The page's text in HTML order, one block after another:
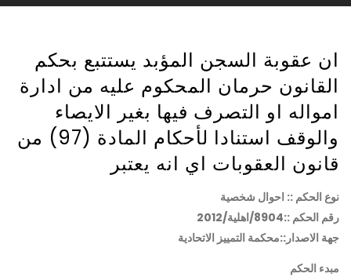
ان عقوبة السجن المؤبد يستتبع بحكم
القانون حرمان المحكوم عليه من ادارة
امواله او التصرف فيها بغير الايصاء
والوقف استنادا لأحكام المادة (97) من
قانون العقوبات اي انه يعتبر
نوع الحكم :: احوال شخصية
رقم الحكم ::8904/اهلية/2012
جهة الاصدار::محكمة التمييز الاتحادية
مبدء الحكم